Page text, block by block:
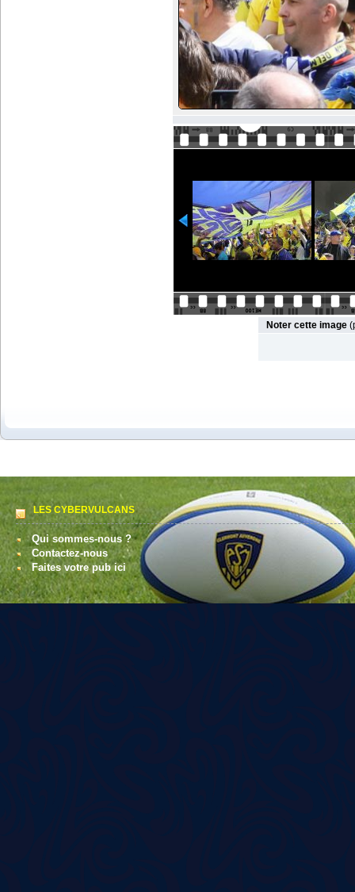
Noter cette image
LES CYBERVULCANS
Qui sommes-nous ?
Contactez-nous
Faites votre pub ici